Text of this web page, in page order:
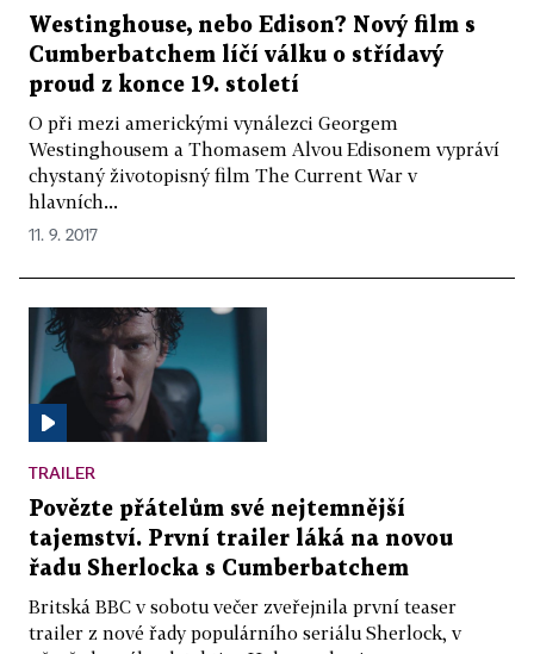
Westinghouse, nebo Edison? Nový film s
Cumberbatchem líčí válku o střídavý
proud z konce 19. století
O při mezi americkými vynálezci Georgem
Westinghousem a Thomasem Alvou Edisonem vypráví
chystaný životopisný film The Current War v
hlavních...
11. 9. 2017
TRAILER
Povězte přátelům své nejtemnější
tajemství. První trailer láká na novou
řadu Sherlocka s Cumberbatchem
Britská BBC v sobotu večer zveřejnila první teaser
trailer z nové řady populárního seriálu Sherlock, v